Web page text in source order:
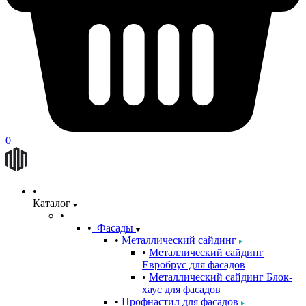
0
Каталог
Фасады
Металлический сайдинг
Металлический сайдинг
Евробрус для фасадов
Металлический сайдинг Блок-
хаус для фасадов
Профнастил для фасадов